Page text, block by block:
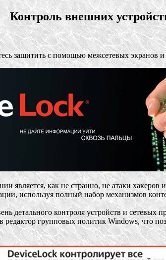
Контроль внешних
защитить с помощью межсетевых экранов и
является, как не странно, не атаки хакеров
используя полный набор механизмов
детального контроля устройств и
групповых политик Windows, что